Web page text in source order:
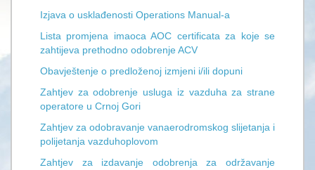
Izjava o usklađenosti Operations Manual-a
Lista promjena imaoca AOC certificata za koje se
zahtijeva prethodno odobrenje ACV
Obavještenje o predloženoj izmjeni i/ili dopuni
Zahtjev za odobrenje usluga iz vazduha za strane
operatore u Crnoj Gori
Zahtjev za odobravanje vanaerodromskog slijetanja i
polijetanja vazduhoplovom
Zahtjev za izdavanje odobrenja za održavanje